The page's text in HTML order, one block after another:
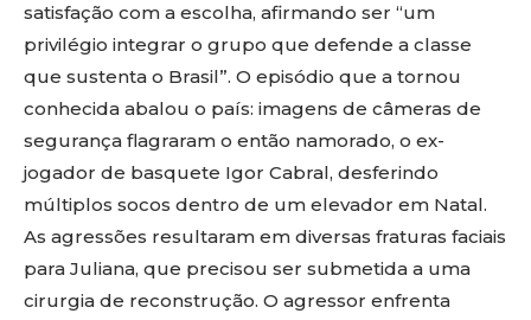
satisfação com a escolha, afirmando ser “um
privilégio integrar o grupo que defende a classe
que sustenta o Brasil”. O episódio que a tornou
conhecida abalou o país: imagens de câmeras de
segurança flagraram o então namorado, o ex-
jogador de basquete Igor Cabral, desferindo
múltiplos socos dentro de um elevador em Natal.
As agressões resultaram em diversas fraturas faciais
para Juliana, que precisou ser submetida a uma
cirurgia de reconstrução. O agressor enfrenta